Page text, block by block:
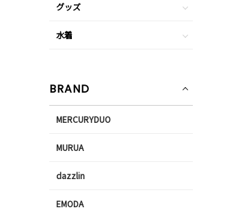
グッズ
水着
BRAND
MERCURYDUO
MURUA
dazzlin
EMODA